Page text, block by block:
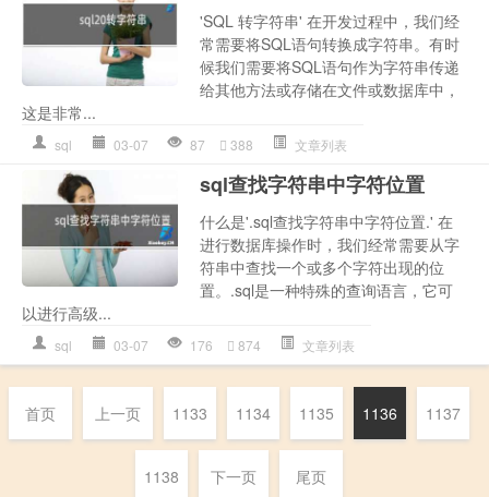
'SQL 转字符串' 在开发过程中，我们经
常需要将SQL语句转换成字符串。有时
候我们需要将SQL语句作为字符串传递
给其他方法或存储在文件或数据库中，
这是非常...
sql 03-07 87 388 文章列表
sql查找字符串中字符位置
什么是'.sql查找字符串中字符位置.' 在
进行数据库操作时，我们经常需要从字
符串中查找一个或多个字符出现的位
置。.sql是一种特殊的查询语言，它可
以进行高级...
sql 03-07 176 874 文章列表
首页 上一页 1133 1134 1135 1136 1137
1138 下一页 尾页